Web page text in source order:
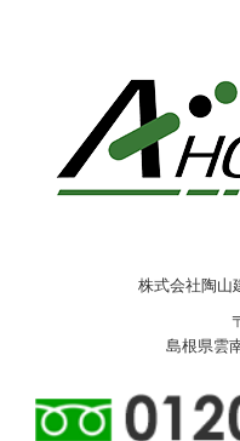
株式会社陶山
島根県雲